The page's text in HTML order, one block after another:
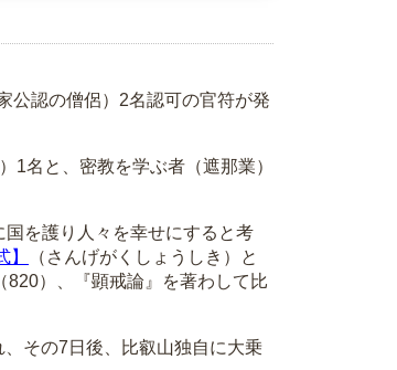
公認の僧侶）2名認可の官符が発
名と、密教を学ぶ者（遮那業）
を護り人々を幸せにすると考
】
（さんげがくしょうしき）と
）、『顕戒論』を著わして比
その7日後、比叡山独自に大乗